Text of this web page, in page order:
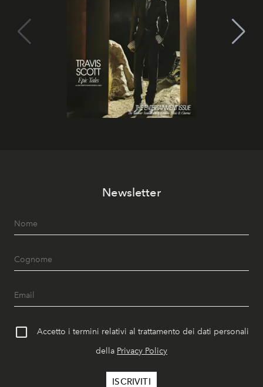
Newsletter
Accetto i termini relativi al trattamento dei dati personali
della Privacy Policy